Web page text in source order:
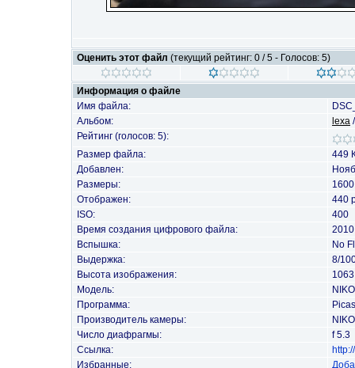
Оценить этот файл (текущий рейтинг: 0 / 5 - Голосов: 5)
Информация о файле
Имя файла:
Альбом:
lexa
Рейтинг (голосов: 5):
Размер файла:
449
Добавлен:
Размеры:
Отображен:
440
ISO:
400
Время создания цифрового файла:
Вспышка:
No
Выдержка:
8/
Высота изображения:
Модель:
Программа:
Производитель камеры:
Число диафрагмы:
f 5.3
Ссылка:
Избранные: